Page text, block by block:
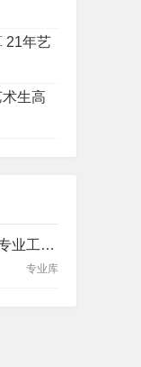
21年艺
生高
什么专业工资高 什么专业工资高且适合物化生女
专业库